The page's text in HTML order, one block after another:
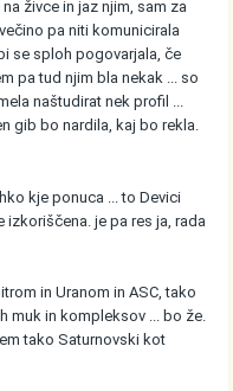
živce in jaz njim, sam za
pa niti komunicirala
se sploh pogovarjala, če
pa tud njim bla nekak ... so
naštudirat nek profil ...
gib bo nardila, kaj bo rekla.
kje ponuca ... to Devici
izkoriščena. je pa res ja, rada
in Uranom in ASC, tako
muk in kompleksov ... bo že.
tako Saturnovski kot